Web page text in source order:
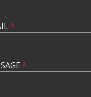
*
*